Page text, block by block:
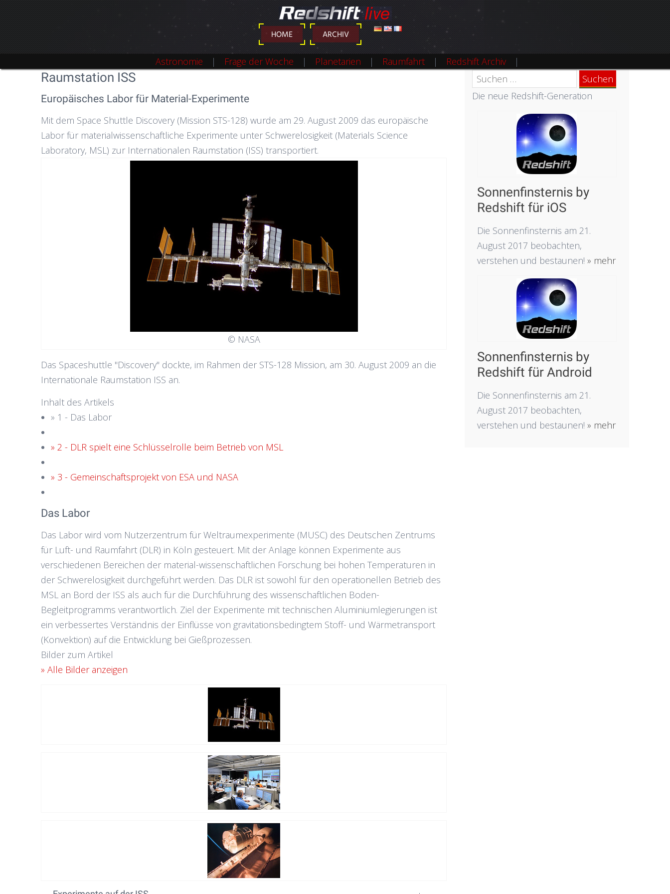
HOME ARCHIV
DEUTSCH ENGLISH FRANÇAIS
Astronomie Frage der Woche Planetarien Raumfahrt Redshift Archiv
Raumstation ISS
Europäisches Labor für Material-Experimente
Mit dem Space Shuttle Discovery (Mission STS-128) wurde am 29. August 2009 das europäische
Labor für materialwissenschaftliche Experimente unter Schwerelosigkeit (Materials Science
Laboratory, MSL) zur Internationalen Raumstation (ISS) transportiert.
© NASA
Das Spaceshuttle "Discovery" dockte, im Rahmen der STS-128 Mission, am 30. August 2009 an die
Internationale Raumstation ISS an.
Inhalt des Artikels
» 1 - Das Labor
» 2 - DLR spielt eine Schlüsselrolle beim Betrieb von MSL
» 3 - Gemeinschaftsprojekt von ESA und NASA
Das Labor
Das Labor wird vom Nutzerzentrum für Weltraumexperimente (MUSC) des Deutschen Zentrums
für Luft- und Raumfahrt (DLR) in Köln gesteuert. Mit der Anlage können Experimente aus
verschiedenen Bereichen der material-wissenschaftlichen Forschung bei hohen Temperaturen in
der Schwerelosigkeit durchgeführt werden. Das DLR ist sowohl für den operationellen Betrieb des
MSL an Bord der ISS als auch für die Durchführung des wissenschaftlichen Boden-
Begleitprogramms verantwortlich. Ziel der Experimente mit technischen Aluminiumlegierungen ist
ein verbessertes Verständnis der Einflüsse von gravitationsbedingtem Stoff- und Wärmetransport
(Konvektion) auf die Entwicklung bei Gießprozessen.
Bilder zum Artikel
» Alle Bilder anzeigen
Suchen
nach:
Die neue Redshift-Generation
Sonnenfinsternis by
Redshift für iOS
Die Sonnenfinsternis am 21.
August 2017 beobachten,
verstehen und bestaunen! » mehr
Sonnenfinsternis by
Redshift für Android
Die Sonnenfinsternis am 21.
August 2017 beobachten,
verstehen und bestaunen! » mehr